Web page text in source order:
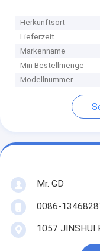
Herkunftsort
Lieferzeit
Markenname
Min Bestellmenge
Modellnummer
Mr. GD
0086-
1057 JINSHUI